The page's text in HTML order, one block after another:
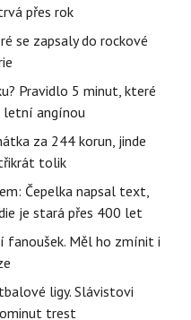
přes rok
se zapsaly do rockové
Pravidlo 5 minut, které
letní angínou
za 244 korun, jinde
tolik
Čepelka napsal text,
je stará přes 400 let
fanoušek. Měl ho zmínit i
ligy. Slávistovi
trest